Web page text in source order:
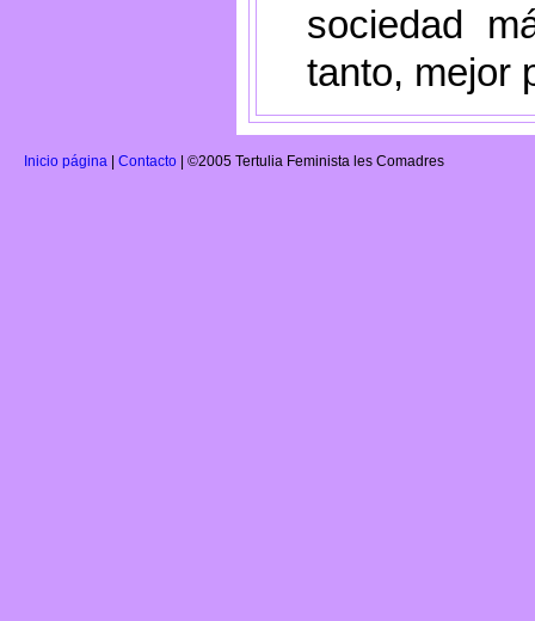
sociedad
tanto, mejor
Inicio página Contacto | ©2005 Tertulia Feminista les Comadres